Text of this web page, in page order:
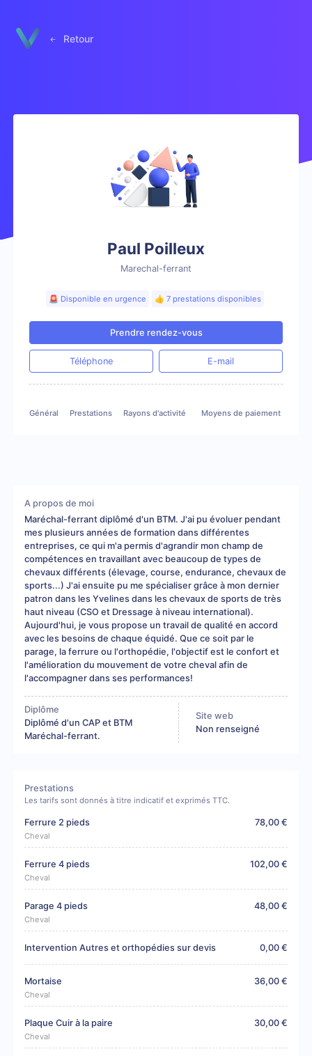
Retour
Paul Poilleux
Marechal-ferrant
🚨 Disponible en urgence 👍 7 prestations disponibles
Prendre rendez-vous
Téléphone E-mail
Général Prestations Rayons d'activité Moyens de paiement
A propos de moi
Maréchal-ferrant diplômé d'un BTM. J'ai pu évoluer pendant
mes plusieurs années de formation dans différentes
entreprises, ce qui m'a permis d'agrandir mon champ de
compétences en travaillant avec beaucoup de types de
chevaux différents (élevage, course, endurance, chevaux de
sports...) J'ai ensuite pu me spécialiser grâce à mon dernier
patron dans les Yvelines dans les chevaux de sports de très
haut niveau (CSO et Dressage à niveau international).
Aujourd'hui, je vous propose un travail de qualité en accord
avec les besoins de chaque équidé. Que ce soit par le
parage, la ferrure ou l'orthopédie, l'objectif est le confort et
l'amélioration du mouvement de votre cheval afin de
l'accompagner dans ses performances!
Diplôme
Diplômé d'un CAP et BTM
Maréchal-ferrant.
Site web
Non renseigné
Prestations
Les tarifs sont donnés à titre indicatif et exprimés TTC.
Ferrure 2 pieds
Cheval
78,00 €
Ferrure 4 pieds
Cheval
102,00 €
Parage 4 pieds
Cheval
48,00 €
Intervention Autres et orthopédies sur devis 0,00 €
Mortaise
Cheval
36,00 €
Plaque Cuir à la paire
Cheval
30,00 €